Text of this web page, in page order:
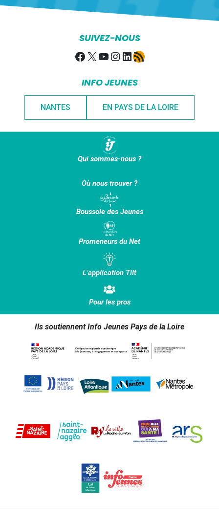
SUIVEZ-NOUS
Facebook
X YouTube
Instagram
LinkedIn
Flux RSS
INFO JEUNES
NANTES EN PAYS DE LA LOIRE
Qui sommes-nous ?
Où nous trouver ?
Boussole des Jeunes
Promeneurs du Net
L’application Tilt
Pour les pros
Ils soutiennent Info Jeunes Pays de la Loire